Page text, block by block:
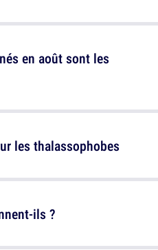
en août sont les
ils ?
les thalassophobes